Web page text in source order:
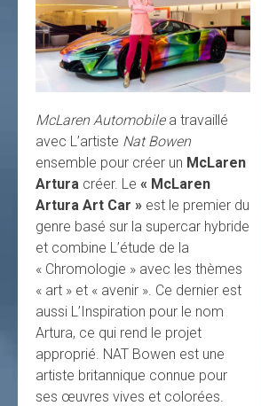
McLaren Automobilea travaillé
avec L’artiste Nat Bowen
ensemble pour créer un McLaren
Artura créer. Le « McLaren
Artura Art Car » est le premier du
genre basé sur la supercar hybride
et combine L’étude de la
« Chromologie » avec les thèmes
« art » et « avenir ». Ce dernier est
aussi L’Inspiration pour le nom
Artura, ce qui rend le projet
approprié. NAT Bowen est une
artiste britannique connue pour
ses œuvres vives et colorées.